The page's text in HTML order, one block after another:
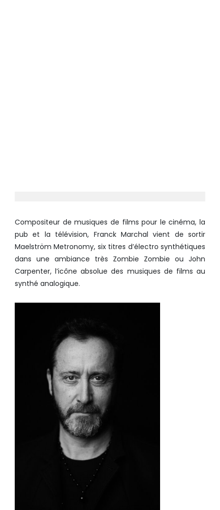
Compositeur de musiques de films pour le cinéma, la
pub et la télévision, Franck Marchal vient de sortir
Maelström Metronomy, six titres d’électro synthétiques
dans une ambiance très Zombie Zombie ou John
Carpenter, l’icône absolue des musiques de films au
synthé analogique.